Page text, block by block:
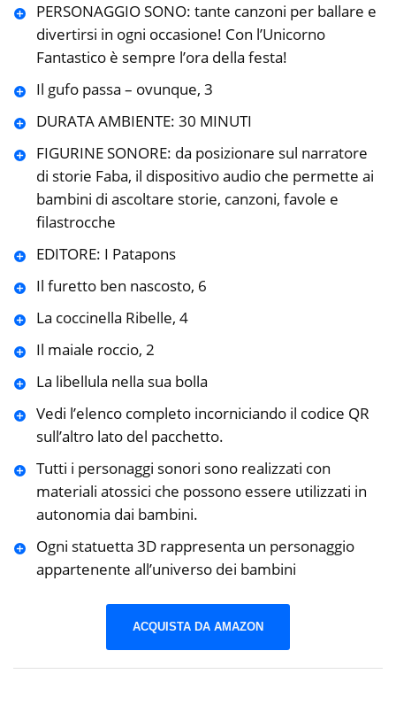
PERSONAGGIO SONO: tante canzoni per ballare e
divertirsi in ogni occasione! Con l’Unicorno
Fantastico è sempre l’ora della festa!
Il gufo passa – ovunque, 3
DURATA AMBIENTE: 30 MINUTI
FIGURINE SONORE: da posizionare sul narratore
di storie Faba, il dispositivo audio che permette ai
bambini di ascoltare storie, canzoni, favole e
filastrocche
EDITORE: I Patapons
Il furetto ben nascosto, 6
La coccinella Ribelle, 4
Il maiale roccio, 2
La libellula nella sua bolla
Vedi l’elenco completo incorniciando il codice QR
sull’altro lato del pacchetto.
Tutti i personaggi sonori sono realizzati con
materiali atossici che possono essere utilizzati in
autonomia dai bambini.
Ogni statuetta 3D rappresenta un personaggio
appartenente all’universo dei bambini
ACQUISTA DA AMAZON